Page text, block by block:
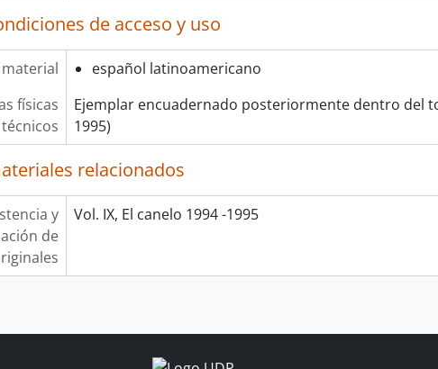
de acceso y uso
español latinoamericano
físicas
Ejemplar encuadernado posteriormente dentro del
1995)
relacionados
y
de
Vol. IX, El canelo 1994 -1995